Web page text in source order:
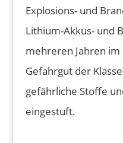
Explosions- und
Lithium-Akkus- und
mehreren Jahren im
Gefahrgut der
gefährliche Stoffe
eingestuft.